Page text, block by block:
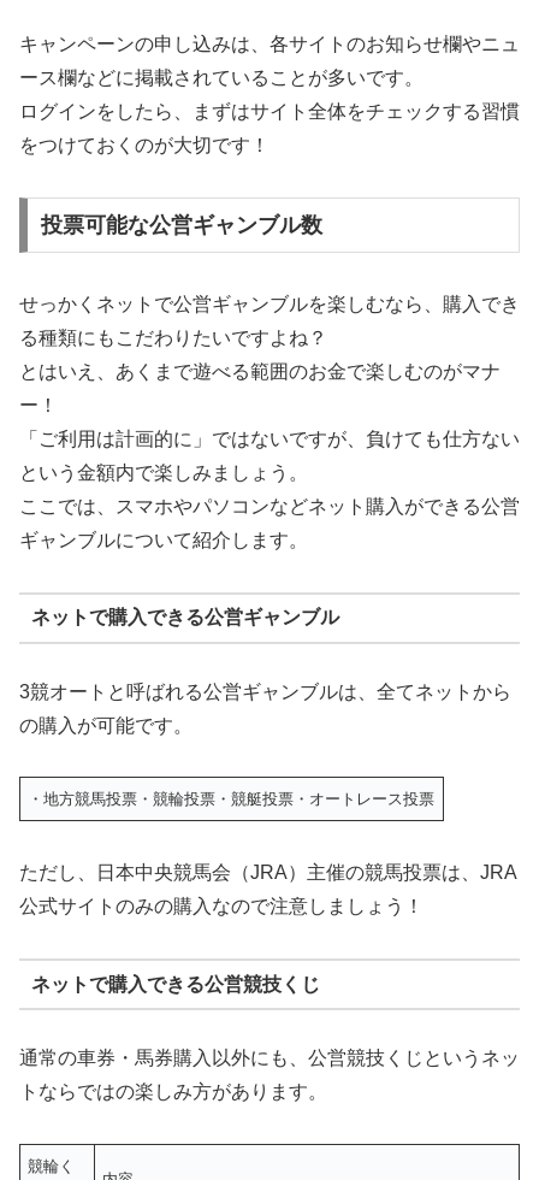
キャンペーンの申し込みは、各サイトのお知らせ欄やニュ
ース欄などに掲載されていることが多いです。
ログインをしたら、まずはサイト全体をチェックする習慣
をつけておくのが大切です！
投票可能な公営ギャンブル数
せっかくネットで公営ギャンブルを楽しむなら、購入でき
る種類にもこだわりたいですよね？
とはいえ、あくまで遊べる範囲のお金で楽しむのがマナ
ー！
「ご利用は計画的に」ではないですが、負けても仕方ない
という金額内で楽しみましょう。
ここでは、スマホやパソコンなどネット購入ができる公営
ギャンブルについて紹介します。
ネットで購入できる公営ギャンブル
3競オートと呼ばれる公営ギャンブルは、全てネットから
の購入が可能です。
・地方競馬投票・競輪投票・競艇投票・オートレース投票
ただし、日本中央競馬会（JRA）主催の競馬投票は、JRA
公式サイトのみの購入なので注意しましょう！
ネットで購入できる公営競技くじ
通常の車券・馬券購入以外にも、公営競技くじというネッ
トならではの楽しみ方があります。
競輪く